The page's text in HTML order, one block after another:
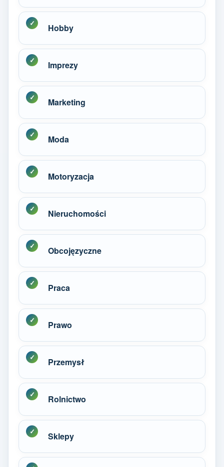
Hobby
Imprezy
Marketing
Moda
Motoryzacja
Nieruchomości
Obcojęzyczne
Praca
Prawo
Przemysł
Rolnictwo
Sklepy